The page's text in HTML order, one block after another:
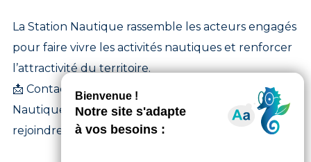
La Station Nautique rassemble les acteurs engagés
pour faire vivre les activités nautiques et renforcer
l’attractivité du territoire.
📩 Contactez le coordonnateur de la Station
Nautique au sein de l’Office de Tourisme pour
rejoindre le réseau.